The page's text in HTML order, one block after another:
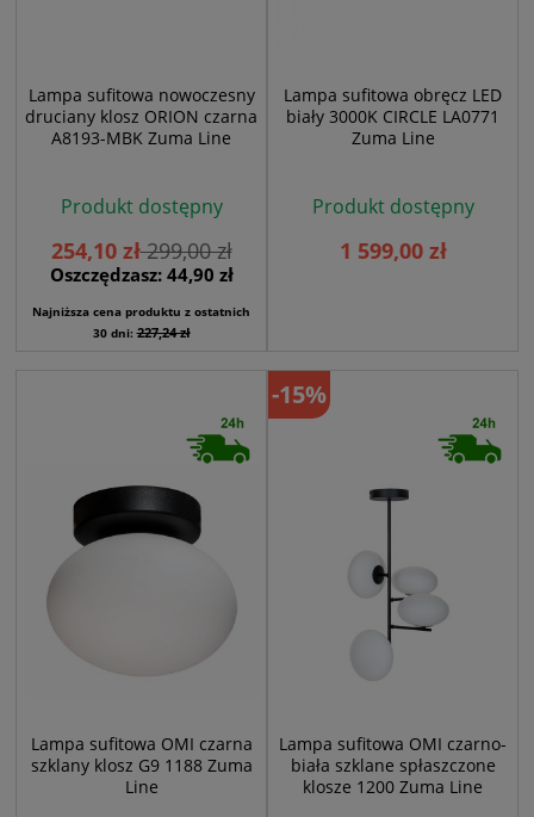
Lampa sufitowa nowoczesny
druciany klosz ORION czarna
A8193-MBK Zuma Line
Produkt dostępny
254,10 zł299,00 zł
Oszczędzasz: 44,90 zł
Najniższa cena produktu z ostatnich
30 dni:227,24 zł
Lampa sufitowa obręcz LED
biały 3000K CIRCLE LA0771
Zuma Line
Produkt dostępny
1 599,00 zł
Lampa sufitowa OMI czarna
szklany klosz G9 1188 Zuma
Line
Lampa sufitowa OMI czarno-
biała szklane spłaszczone
klosze 1200 Zuma Line
-15%